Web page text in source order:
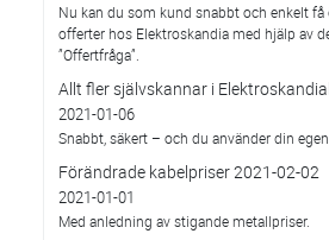
Nu kan du som kund snabbt och enkelt
offerter hos Elektroskandia med hjälp av
”Offertfråga”.
Allt fler självskannar i
2021-01-06
Snabbt, säkert – och du använder din
Förändrade kabelpriser 2021-02-02
2021-01-01
Med anledning av stigande metallpriser.